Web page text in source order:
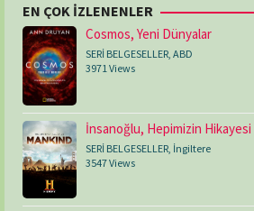
EN ÇOK İZLENENLER
Cosmos, Yeni Dünyalar
SERİ BELGESELLER, ABD
3971 Views
İnsanoğlu, Hepimizin Hikayesi
SERİ BELGESELLER, İngiltere
3547 Views